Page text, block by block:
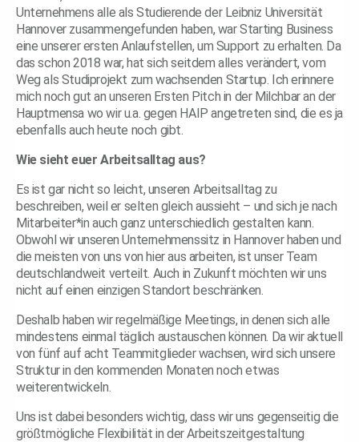
Unternehmens alle als Studierende der Leibniz Universität
Hannover zusammengefunden haben, war Starting Business
eine unserer ersten Anlaufstellen, um Support zu erhalten. Da
das schon 2018 war, hat sich seitdem alles verändert, vom
Weg als Studiprojekt zum wachsenden Startup. Ich erinnere
mich noch gut an unseren Ersten Pitch in der Milchbar an der
Hauptmensa wo wir u.a. gegen HAIP angetreten sind, die es ja
ebenfalls auch heute noch gibt.
Wie sieht euer Arbeitsalltag aus?
Es ist gar nicht so leicht, unseren Arbeitsalltag zu
beschreiben, weil er selten gleich aussieht – und sich je nach
Mitarbeiter*in auch ganz unterschiedlich gestalten kann.
Obwohl wir unseren Unternehmenssitz in Hannover haben und
die meisten von uns von hier aus arbeiten, ist unser Team
deutschlandweit verteilt. Auch in Zukunft möchten wir uns
nicht auf einen einzigen Standort beschränken.
Deshalb haben wir regelmäßige Meetings, in denen sich alle
mindestens einmal täglich austauschen können. Da wir aktuell
von fünf auf acht Teammitglieder wachsen, wird sich unsere
Struktur in den kommenden Monaten noch etwas
weiterentwickeln.
Uns ist dabei besonders wichtig, dass wir uns gegenseitig die
größtmögliche Flexibilität in der Arbeitszeitgestaltung